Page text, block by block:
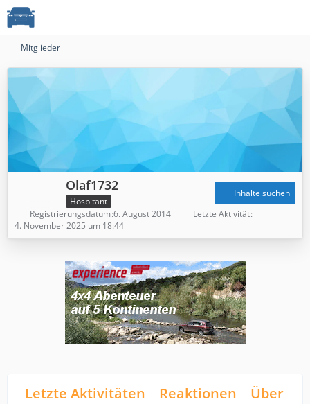
Mitglieder
Olaf1732
Hospitant
Inhalte suchen
Registrierungsdatum 6. August 2014
Letzte Aktivität
4. November 2025 um 18:44
Letzte Aktivitäten Reaktionen Über